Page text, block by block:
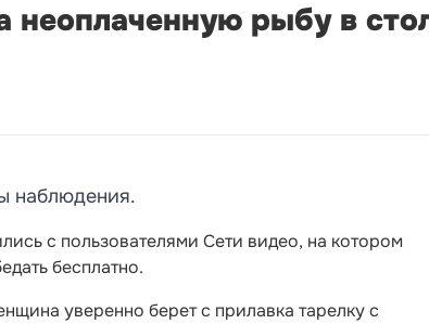
неоплаченную рыбу в
наблюдения.
с пользователями Сети видео, на котором
бесплатно.
уверенно берет с прилавка тарелку с